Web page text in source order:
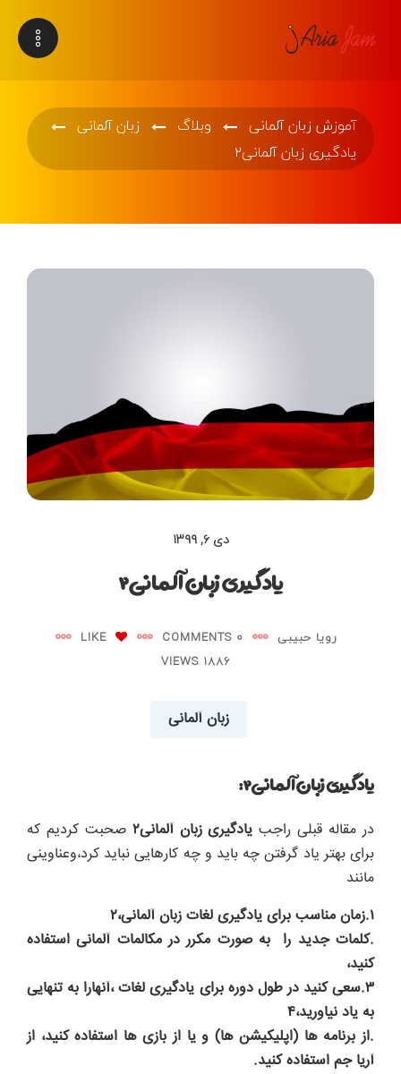
آموزش زبان آلمانی وبلاگ
زبان آلمانی
یادگیری زبان آلمانی۲
دی ۶, ۱۳۹۹
یادگیری زبان آلمانی۲
رویا حبیبی 0 COMMENTS
LIKE
1886 VIEWS
زبان آلمانی
یادگیری زبان آلمانی۲:
در مقاله قبلی راجب یادگیری زبان آلمانی۲ صحبت کردیم که
برای بهتر یاد گرفتن چه باید و چه کارهایی نباید کرد،وعناوینی
مانند
۱.زمان مناسب برای یادگیری لغات زبان آلمانی،۲
.کلمات جدید را به صورت مکرر در مکالمات آلمانی استفاده
کنید،
۳.سعی کنید در طول دوره برای یادگیری لغات ،آنهارا به تنهایی
به یاد نیاورید،۴
.از برنامه ها (اپلیکیشن ها) و یا از بازی ها استفاده کنید، از
آریا جم استفاده کنید.